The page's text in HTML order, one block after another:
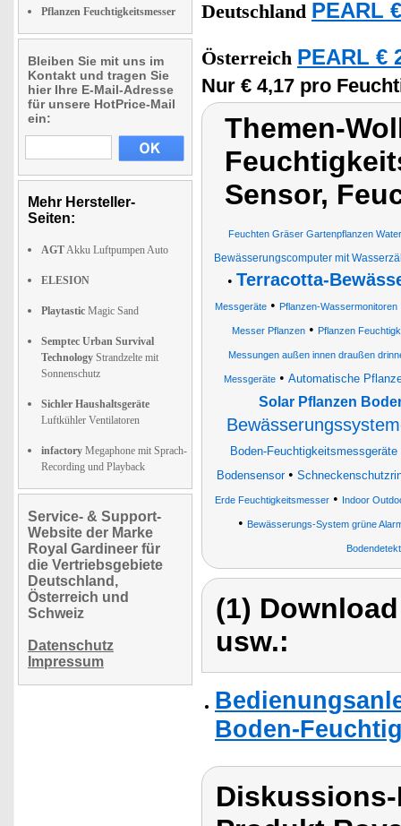
Pflanzen Feuchtigkeitsmesser
Bleiben Sie mit uns im
Kontakt und tragen Sie
hier Ihre E-Mail-Adresse
für unsere HotPrice-Mail
ein:
Mehr Hersteller-
Seiten:
AGTAkku Luftpumpen Auto
ELESION
Playtastic Magic Sand
Semptec Urban Survival
Technology Strandzelte mit
Sonnenschutz
Sichler Haushaltsgeräte
Luftkühler Ventilatoren
infactory Megaphone mit Sprach-
Recording und Playback
Service- & Support-
Website der Marke
Royal Gardineer für
die Vertriebsgebiete
Deutschland,
Österreich und
Schweiz
Datenschutz
Impressum
Deutschland PEARL
Österreich PEARL €
Nur € 4,17 pro
Themen-
Sensor,
Feuchten Gräser Gartenpflanzen
Bewässerungscomputer mit
• Terracotta-
Messgeräte• Pflanzen-Wassermonitoren
Messer Pflanzen• Pflanzen
Messungen außen innen draußen
Messgeräte • Automatische
Solar Pflanzen
Boden-
Bodensensor•
Erde Feuchtigkeitsmesser• Indoor
• Bewässerungs-System grüne
(1)
usw.:
Boden-